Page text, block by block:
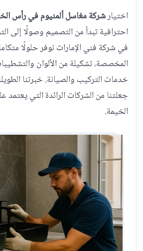
اختيارشركة مغاسل ألمنيوم في رأس
احترافية تبدأ من التصميم وصولًا إلى
في شركة فني الإمارات نوفر حلولًا
المخصصة، تشكيلة من الألوان
خدمات التركيب والصيانة. خبرتنا
جعلتنا من الشركات الرائدة التي يعتمد
الخيمة.